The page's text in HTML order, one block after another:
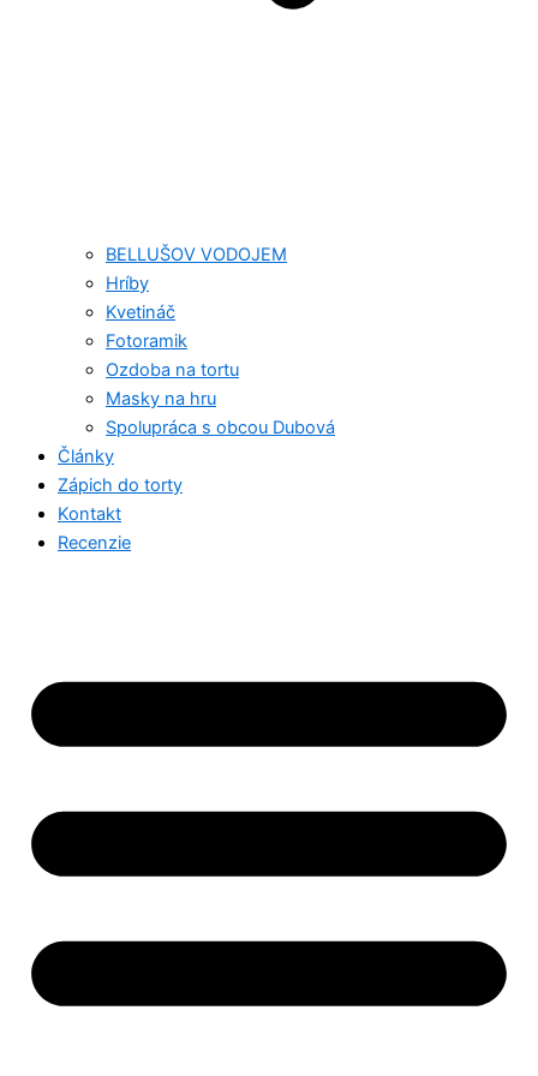
BELLUŠOV VODOJEM
Hríby
Kvetináč
Fotoramik
Ozdoba na tortu
Masky na hru
Spolupráca s obcou Dubová
Články
Zápich do torty
Kontakt
Recenzie